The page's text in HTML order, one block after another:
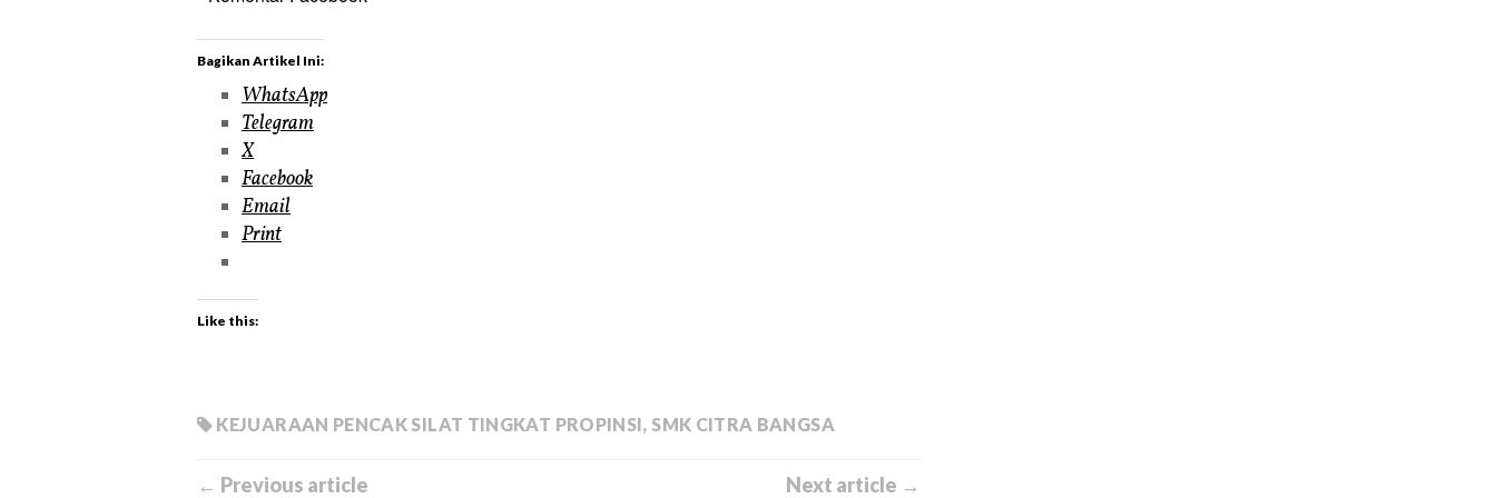
Bagikan Artikel Ini:
WhatsApp
Telegram
X
Facebook
Email
Print
Like this:
KEJUARAAN PENCAK SILAT TINGKAT PROPINSI, SMK CITRA BANGSA
← Previous article Next article →